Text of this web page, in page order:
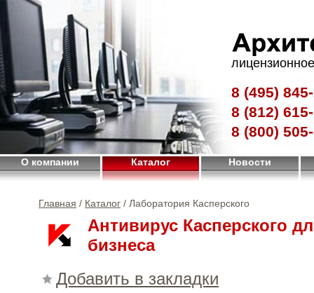
8 (495)
8 (812)
8 (800)
О компании Каталог Новости
Главная / Каталог / Лаборатория Касперского
Антивирус Касперского
бизнеса
Добавить в закладки